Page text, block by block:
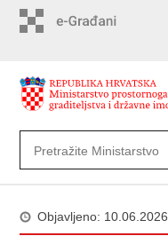
Objavljeno: 10.06.2026.